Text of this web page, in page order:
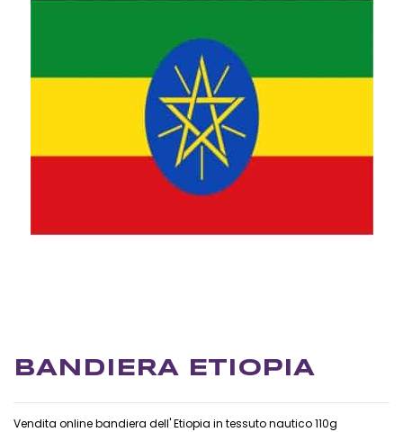
BANDIERA ETIOPIA
Vendita online bandiera dell' Etiopia in tessuto nautico 110g